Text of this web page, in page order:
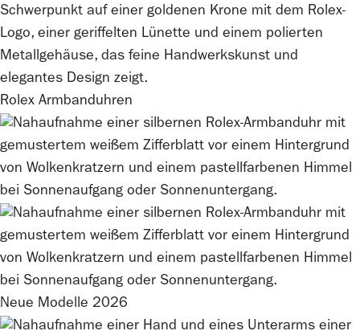
Rolex Armbanduhren
Neue Modelle 2026